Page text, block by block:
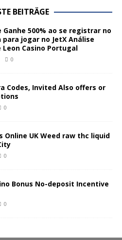
BEITRÄGE
Ganhe 500% ao se registrar no
para jogar no JetX Análise
Leon Casino Portugal
0
Codes, Invited Also offers or
0
Online UK Weed raw thc liquid
0
Bonus No-deposit Incentive
0